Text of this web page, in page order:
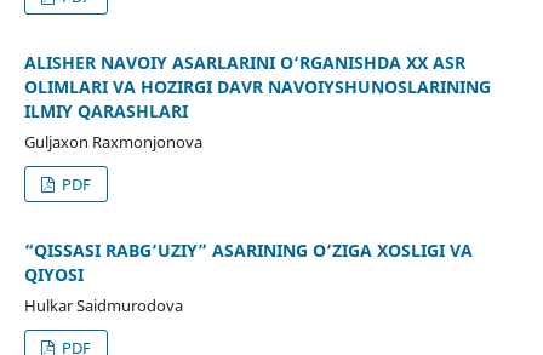
ALISHER NAVOIY ASARLARINI O‘RGANISHDA XX ASR
OLIMLARI VA HOZIRGI DAVR NAVOIYSHUNOSLARINING
ILMIY QARASHLARI
Guljaxon Raxmonjonova
PDF
“QISSASI RABG‘UZIY” ASARINING O‘ZIGA XOSLIGI VA
QIYOSI
Hulkar Saidmurodova
PDF